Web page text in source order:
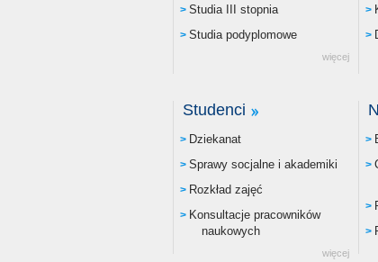
Studia III stopnia
Studia podyplomowe
więcej
Studenci
Dziekanat
Sprawy socjalne i akademiki
Rozkład zajęć
Konsultacje pracowników
naukowych
więcej